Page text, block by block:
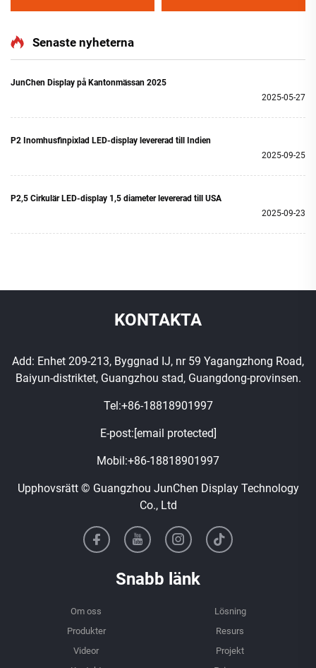
Senaste nyheterna
JunChen Display på Kantonmässan 2025
2025-05-27
P2 Inomhusfinpixlad LED-display levererad till Indien
2025-09-25
P2,5 Cirkulär LED-display 1,5 diameter levererad till USA
2025-09-23
KONTAKTA
Add: Enhet 209-213, Byggnad IJ, nr 59 Yagangzhong Road,
Baiyun-distriktet, Guangzhou stad, Guangdong-provinsen.
Tel:+86-18818901997
E-post:[email protected]
Mobil:+86-18818901997
Upphovsrätt © Guangzhou JunChen Display Technology
Co., Ltd
Snabb länk
Om oss
Lösning
Produkter
Resurs
Videor
Projekt